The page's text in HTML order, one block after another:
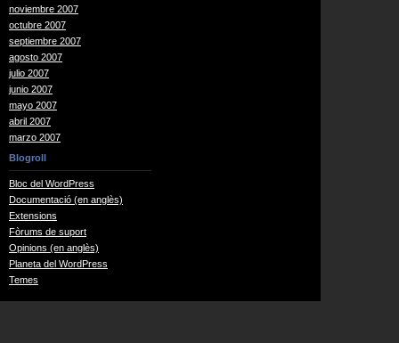
noviembre 2007
octubre 2007
septiembre 2007
agosto 2007
julio 2007
junio 2007
mayo 2007
abril 2007
marzo 2007
Blogroll
Bloc del WordPress
Documentació (en anglès)
Extensions
Fòrums de suport
Opinions (en anglès)
Planeta del WordPress
Temes